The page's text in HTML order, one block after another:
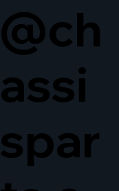
@ch
assi
spar